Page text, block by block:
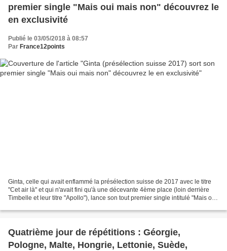
premier single "Mais oui mais non" découvrez le
en exclusivité
Publié le 03/05/2018 à 08:57
Par France12points
Ginta, celle qui avait enflammé la présélection suisse de 2017 avec le titre
"Cet air là" et qui n'avait fini qu'à une décevante 4ème place (loin derrière
Timbelle et leur titre "Apollo"), lance son tout premier single intitulé "Mais oui
Quatrième jour de répétitions : Géorgie,
Pologne, Malte, Hongrie, Lettonie, Suède,